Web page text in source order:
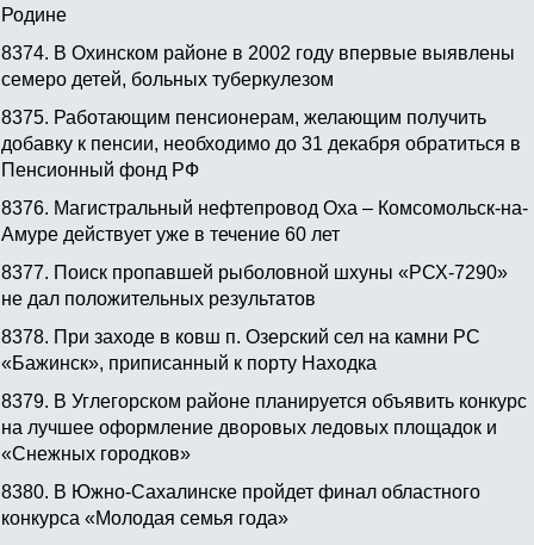
Родине
8374. В Охинском районе в 2002 году впервые выявлены
семеро детей, больных туберкулезом
8375. Работающим пенсионерам, желающим получить
добавку к пенсии, необходимо до 31 декабря обратиться в
Пенсионный фонд РФ
8376. Магистральный нефтепровод Оха – Комсомольск-на-
Амуре действует уже в течение 60 лет
8377. Поиск пропавшей рыболовной шхуны «РСХ-7290»
не дал положительных результатов
8378. При заходе в ковш п. Озерский сел на камни РС
«Бажинск», приписанный к порту Находка
8379. В Углегорском районе планируется объявить конкурс
на лучшее оформление дворовых ледовых площадок и
«Снежных городков»
8380. В Южно-Сахалинске пройдет финал областного
конкурса «Молодая семья года»